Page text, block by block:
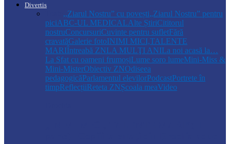
Divertis
,,Ziarul Nostru” cu povești„Ziarul Nostru” pentru
piciABC-UL MEDICALAlte ȘtiriCititorul
nostruConcursuriCuvinte pentru sufletFără
cravatăGalerie fotoINIMI MICI,TALENTE
MARIÎntreabă ZNLA MULŢI ANILa noi acasă la…
La Sfat cu oameni frumoșiLume soro lumeMini-Miss &
Mini-MisterObiectiv ZNOdiseea
pedagogicăParlamentul elevilorPodcastPortrete în
timpReflecțiiReteta ZNȘcoala meaVideo